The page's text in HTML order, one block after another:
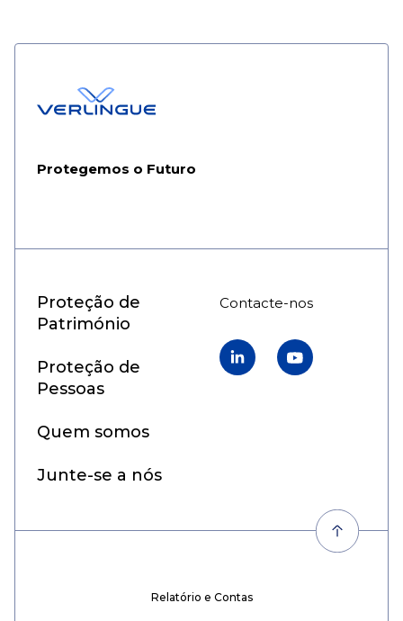
Protegemos o Futuro
Proteção de
Património
Proteção de
Pessoas
Quem somos
Junte-se a nós
Contacte-nos
Linkedin YouTube
Relatório e Contas